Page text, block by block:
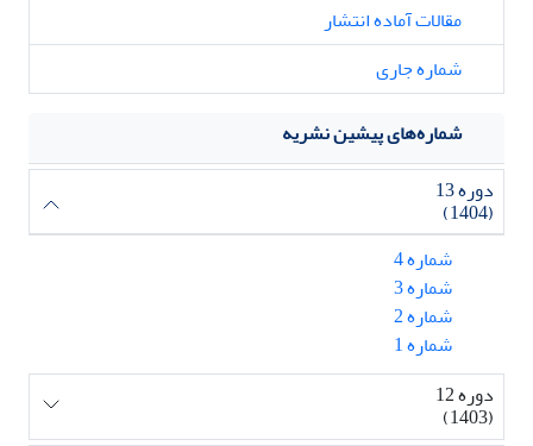
مقالات آماده انتشار
شماره جاری
شماره‌های پیشین نشریه
دوره 13
(1404)
شماره 4
شماره 3
شماره 2
شماره 1
دوره 12
(1403)